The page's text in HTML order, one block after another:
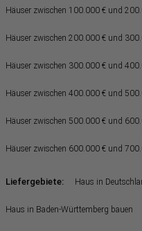
Häuser zwischen 100.000 € und
Häuser zwischen 200.000 € und
Häuser zwischen 300.000 € und
Häuser zwischen 400.000 € und
Häuser zwischen 500.000 € und
Häuser zwischen 600.000 € und
Liefergebiete: Haus in
Haus in Baden-Württemberg bauen